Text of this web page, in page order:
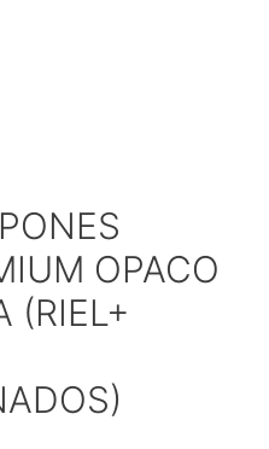
OPACO
(RIEL+